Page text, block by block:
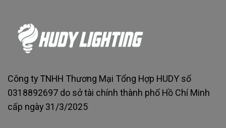
Công ty TNHH Thương Mại Tổng Hợp HUDY số
0318892697 do sở tài chính thành phố Hồ Chí Minh
cấp ngày 31/3/2025